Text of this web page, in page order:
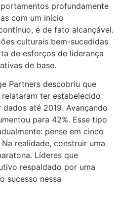
profundamente
com um início
é de fato alcançável.
culturais bem-sucedidas
de esforços de liderança
de base.
Partners descobriu que
ter estabelecido
até 2019. Avançando
para 42%. Esse tipo
pense em cinco
realidade, construir uma
Líderes que
respaldado por uma
sucesso nessa